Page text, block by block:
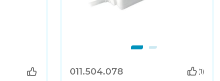
011.504.078 (1)